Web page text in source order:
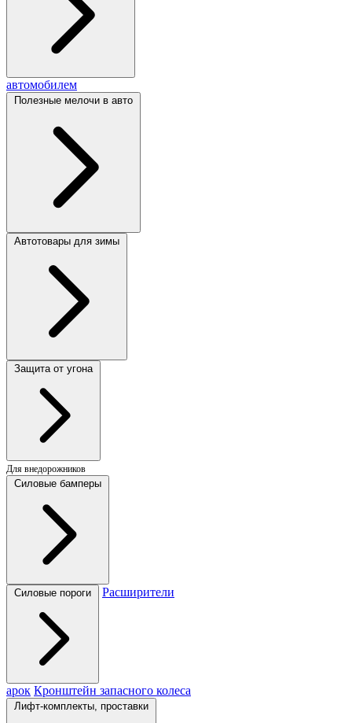
автомобилем
Полезные мелочи в авто
Автотовары для зимы
Защита от угона
Для внедорожников
Силовые бамперы
Силовые пороги Расширители
арок Кронштейн запасного колеса
Лифт-комплекты, проставки